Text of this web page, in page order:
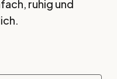
ruhig und